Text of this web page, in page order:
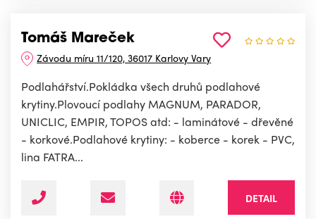
Tomáš Mareček
Závodu míru 11/120, 36017 Karlovy Vary
Podlahářství.Pokládka všech druhů podlahové
krytiny.Plovoucí podlahy MAGNUM, PARADOR,
UNICLIC, EMPIR, TOPOS atd: - laminátové - dřevěné
- korkové.Podlahové krytiny: - koberce - korek - PVC,
lina FATRA...
DETAIL